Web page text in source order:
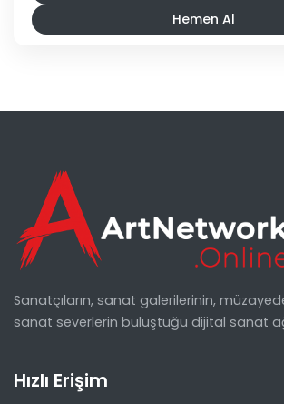
Hemen Al
Sanatçıların, sanat galerilerinin,
sanat severlerin buluştuğu dijital sanat
Hızlı Erişim